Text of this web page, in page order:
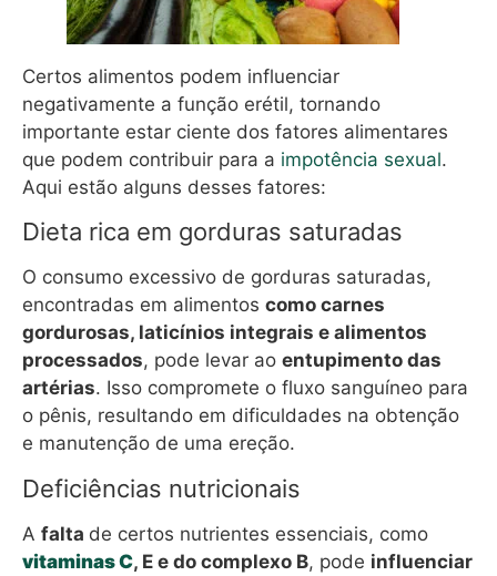
Certos alimentos podem influenciar
negativamente a função erétil, tornando
importante estar ciente dos fatores alimentares
que podem contribuir para a impotência sexual.
Aqui estão alguns desses fatores:
Dieta rica em gorduras saturadas
O consumo excessivo de gorduras saturadas,
encontradas em alimentos como carnes
gordurosas, laticínios integrais e alimentos
processados, pode levar ao entupimento das
artérias. Isso compromete o fluxo sanguíneo para
o pênis, resultando em dificuldades na obtenção
e manutenção de uma ereção.
Deficiências nutricionais
A falta de certos nutrientes essenciais, como
vitaminas C, E e do complexo B, pode influenciar